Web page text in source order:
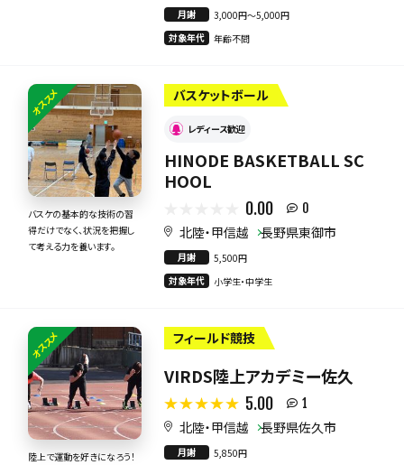
月謝
3,000円〜5,000円
対象年代
年齢不問
オススメ
バスケの基本的な技術の習
得だけでなく、状況を把握し
て考える力を養います。
バスケットボール
レディース歓迎
HINODE BASKETBALL SC
HOOL
0.00 0
北陸・甲信越 長野県東御市
月謝
5,500円
対象年代
小学生・中学生
オススメ
陸上で運動を好きになろう！
フィールド競技
VIRDS陸上アカデミー佐久
5.00 1
北陸・甲信越 長野県佐久市
月謝
5,850円